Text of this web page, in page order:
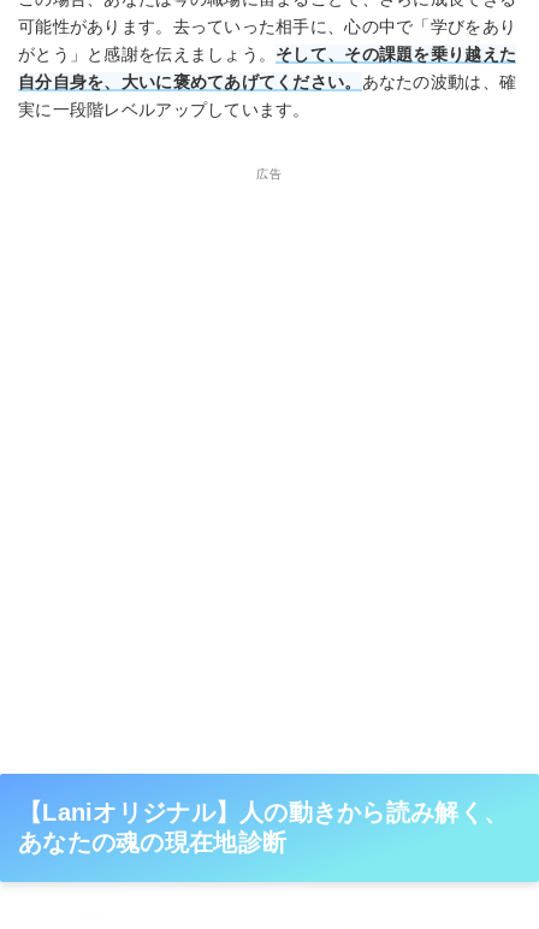
可能性があります。去っていった相手に、心の中で「学びをあり
がとう」と感謝を伝えましょう。 そして、その課題を乗り越えた
自分自身を、大いに褒めてあげてください。 あなたの波動は、確
実に一段階レベルアップしています。
広告
【Laniオリジナル】人の動きから読み解く、
あなたの魂の現在地診断